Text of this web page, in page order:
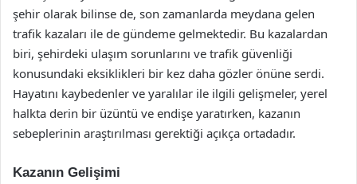
şehir olarak bilinse de, son zamanlarda meydana gelen
trafik kazaları ile de gündeme gelmektedir. Bu kazalardan
biri, şehirdeki ulaşım sorunlarını ve trafik güvenliği
konusundaki eksiklikleri bir kez daha gözler önüne serdi.
Hayatını kaybedenler ve yaralılar ile ilgili gelişmeler, yerel
halkta derin bir üzüntü ve endişe yaratırken, kazanın
sebeplerinin araştırılması gerektiği açıkça ortadadır.
Kazanın Gelişimi